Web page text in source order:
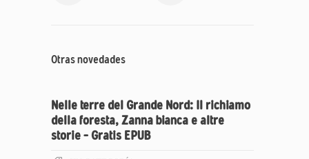
Otras novedades
Nelle terre del Grande Nord: Il richiamo
della foresta, Zanna bianca e altre
storie – Gratis EPUB